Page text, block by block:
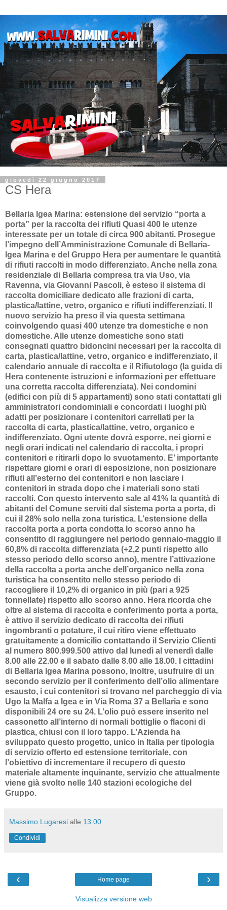
giovedì 22 giugno 2017
CS Hera
Bellaria Igea Marina: estensione del servizio “porta a
porta” per la raccolta dei rifiuti Quasi 400 le utenze
interessate per un totale di circa 900 abitanti. Prosegue
l’impegno dell’Amministrazione Comunale di Bellaria-
Igea Marina e del Gruppo Hera per aumentare le quantità
di rifiuti raccolti in modo differenziato. Anche nella zona
residenziale di Bellaria compresa tra via Uso, via
Ravenna, via Giovanni Pascoli, è esteso il sistema di
raccolta domiciliare dedicato alle frazioni di carta,
plastica/lattine, vetro, organico e rifiuti indifferenziati. Il
nuovo servizio ha preso il via questa settimana
coinvolgendo quasi 400 utenze tra domestiche e non
domestiche. Alle utenze domestiche sono stati
consegnati quattro bidoncini necessari per la raccolta di
carta, plastica/lattine, vetro, organico e indifferenziato, il
calendario annuale di raccolta e il Rifiutologo (la guida di
Hera contenente istruzioni e informazioni per effettuare
una corretta raccolta differenziata). Nei condomini
(edifici con più di 5 appartamenti) sono stati contattati gli
amministratori condominiali e concordati i luoghi più
adatti per posizionare i contenitori carrellati per la
raccolta di carta, plastica/lattine, vetro, organico e
indifferenziato. Ogni utente dovrà esporre, nei giorni e
negli orari indicati nel calendario di raccolta, i propri
contenitori e ritirarli dopo lo svuotamento. E’ importante
rispettare giorni e orari di esposizione, non posizionare
rifiuti all’esterno dei contenitori e non lasciare i
contenitori in strada dopo che i materiali sono stati
raccolti. Con questo intervento sale al 41% la quantità di
abitanti del Comune serviti dal sistema porta a porta, di
cui il 28% solo nella zona turistica. L’estensione della
raccolta porta a porta condotta lo scorso anno ha
consentito di raggiungere nel periodo gennaio-maggio il
60,8% di raccolta differenziata (+2,2 punti rispetto allo
stesso periodo dello scorso anno), mentre l’attivazione
della raccolta a porta anche dell’organico nella zona
turistica ha consentito nello stesso periodo di
raccogliere il 10,2% di organico in più (pari a 925
tonnellate) rispetto allo scorso anno. Hera ricorda che
oltre al sistema di raccolta e conferimento porta a porta,
è attivo il servizio dedicato di raccolta dei rifiuti
ingombranti o potature, il cui ritiro viene effettuato
gratuitamente a domicilio contattando il Servizio Clienti
al numero 800.999.500 attivo dal lunedì al venerdì dalle
8.00 alle 22.00 e il sabato dalle 8.00 alle 18.00. I cittadini
di Bellaria Igea Marina possono, inoltre, usufruire di un
secondo servizio per il conferimento dell’olio alimentare
esausto, i cui contenitori si trovano nel parcheggio di via
Ugo la Malfa a Igea e in Via Roma 37 a Bellaria e sono
disponibili 24 ore su 24. L’olio può essere inserito nel
cassonetto all’interno di normali bottiglie o flaconi di
plastica, chiusi con il loro tappo. L’Azienda ha
sviluppato questo progetto, unico in Italia per tipologia
di servizio offerto ed estensione territoriale, con
l’obiettivo di incrementare il recupero di questo
materiale altamente inquinante, servizio che attualmente
viene già svolto nelle 140 stazioni ecologiche del
Gruppo.
Massimo Lugaresi alle 13:00
Condividi
‹ ›
Home page
Visualizza versione web